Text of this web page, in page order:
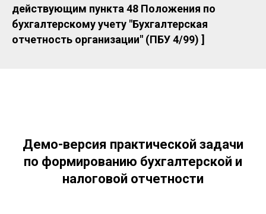
действующим пункта 48 Положения по
бухгалтерскому учету "Бухгалтерская
отчетность организации" (ПБУ 4/99) ]
Демо-версия практической задачи
по формированию бухгалтерской и
налоговой отчетности